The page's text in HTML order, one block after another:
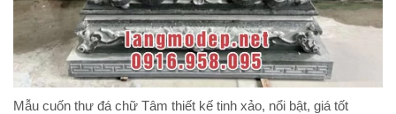
Mẫu cuốn thư đá chữ Tâm thiết kế tinh xảo, nổi bật, giá tốt